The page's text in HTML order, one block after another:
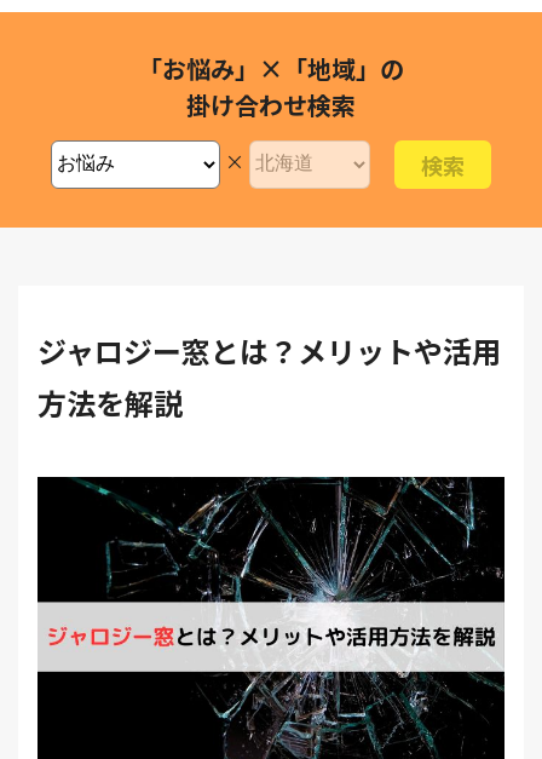
「お悩み」×「地域」の
掛け合わせ検索
×
ジャロジー窓とは？メリットや活用
方法を解説